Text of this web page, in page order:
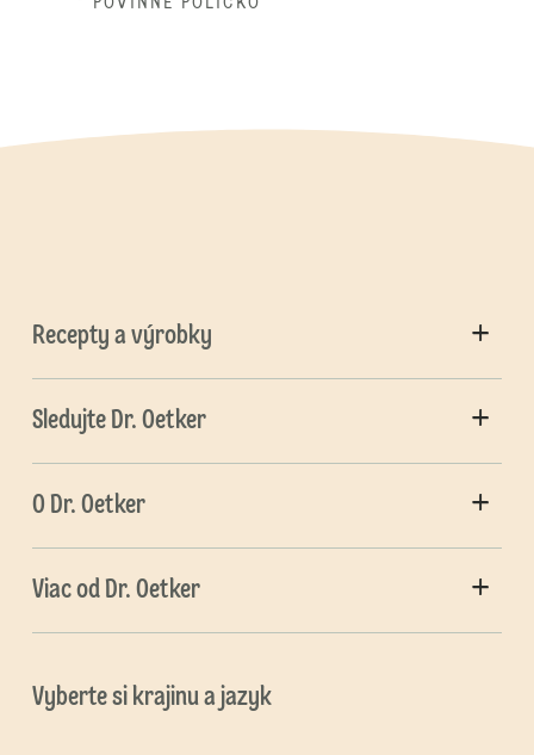
Recepty a výrobky
Sledujte Dr. Oetker
O Dr. Oetker
Viac od Dr. Oetker
Vyberte si krajinu a jazyk